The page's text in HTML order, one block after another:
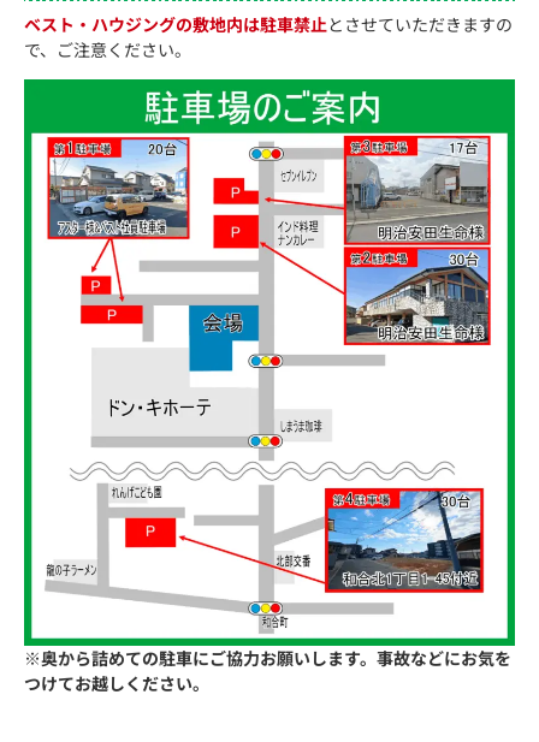
ベスト・ハウジングの敷地内は駐車禁止とさせていただきますの
で、ご注意ください。
※奥から詰めての駐車にご協力お願いします。事故などにお気を
つけてお越しください。